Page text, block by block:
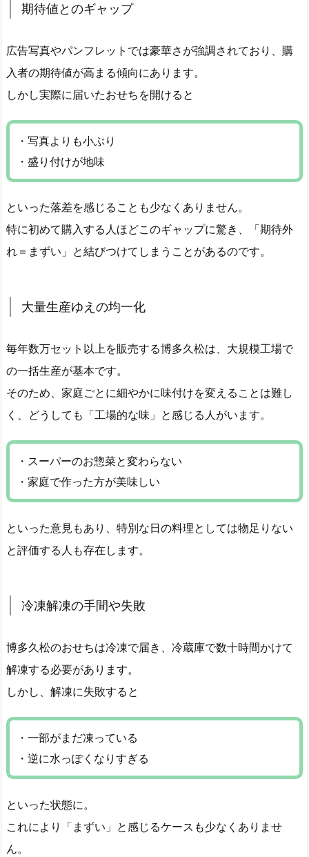
期待値とのギャップ
広告写真やパンフレットでは豪華さが強調されており、購
入者の期待値が高まる傾向にあります。
しかし実際に届いたおせちを開けると
・写真よりも小ぶり
・盛り付けが地味
といった落差を感じることも少なくありません。
特に初めて購入する人ほどこのギャップに驚き、「期待外
れ＝まずい」と結びつけてしまうことがあるのです。
大量生産ゆえの均一化
毎年数万セット以上を販売する博多久松は、大規模工場で
の一括生産が基本です。
そのため、家庭ごとに細やかに味付けを変えることは難し
く、どうしても「工場的な味」と感じる人がいます。
・スーパーのお惣菜と変わらない
・家庭で作った方が美味しい
といった意見もあり、特別な日の料理としては物足りない
と評価する人も存在します。
冷凍解凍の手間や失敗
博多久松のおせちは冷凍で届き、冷蔵庫で数十時間かけて
解凍する必要があります。
しかし、解凍に失敗すると
・一部がまだ凍っている
・逆に水っぽくなりすぎる
といった状態に。
これにより「まずい」と感じるケースも少なくありませ
ん。